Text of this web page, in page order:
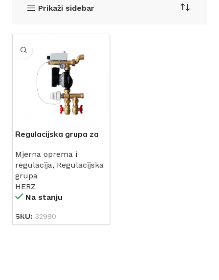
Prikaži sidebar
Regulacijska grupa za
G1” (miješajući set za
podno grijanje sa
elektronskom pumpom
(Wilo PARA 15-130/6-
43/SC) HERZ (1732004)
Mjerna oprema i
regulacija, Regulacijska
grupa
HERZ
Na stanju
SKU: 32990